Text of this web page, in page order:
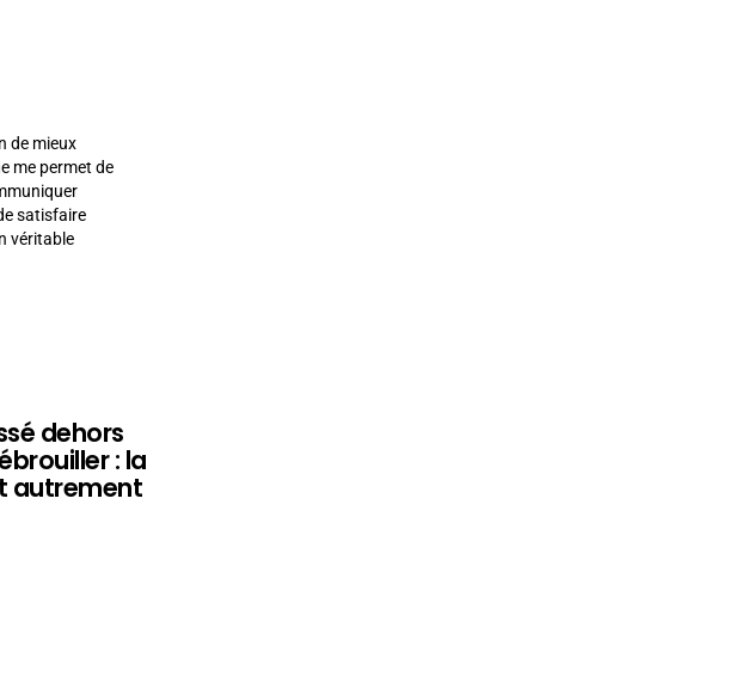
de mieux
me permet de
satisfaire
véritable
dehors
: la
autrement